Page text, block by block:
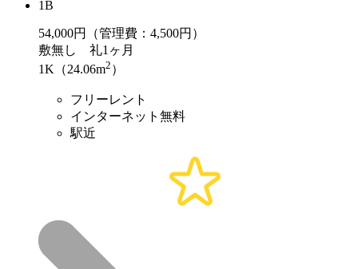
1B
54,000円（管理費：4,500円）
敷無し 礼1ヶ月
1K（24.06m2 ）
フリーレント
インターネット無料
駅近